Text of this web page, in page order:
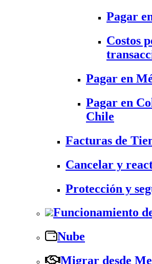
Pagar
Costos
Pagar en
Pagar en
Chile
Facturas de
Cancelar y
Protección y
Funcionamiento
Nube
Migrar desde